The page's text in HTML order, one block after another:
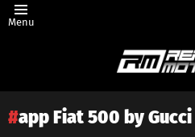
Menu
app Fiat 500 by Gucci